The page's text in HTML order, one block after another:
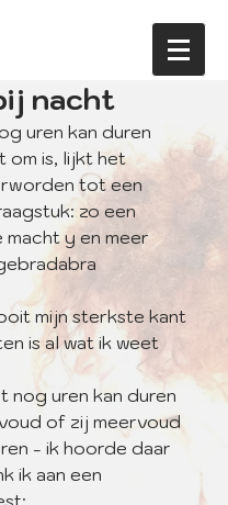
nacht
uren kan duren
om is, lijkt het
tot een
zo een
y en meer
mijn sterkste kant
is al wat ik weet
nog uren kan duren
of zij meervoud
- ik hoorde daar
ik aan een